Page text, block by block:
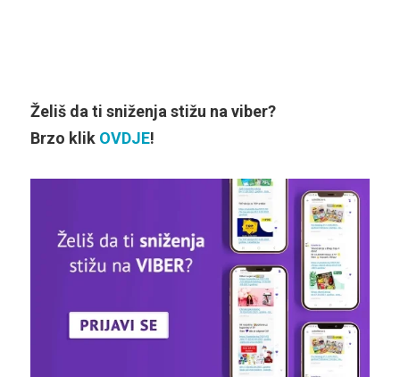
Želiš da ti sniženja stižu na viber?
Brzo klik OVDJE!